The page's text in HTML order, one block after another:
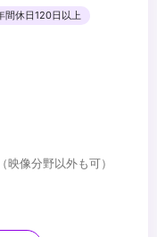
間休日120日以上
像分野以外も可）